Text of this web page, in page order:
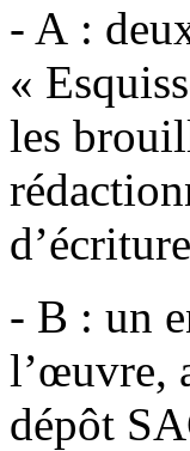
- A :
«
les
- B : un
l’œuvre,
dépôt